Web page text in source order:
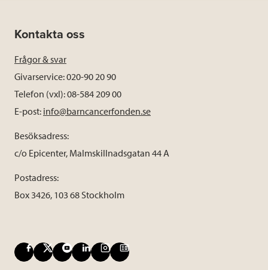
Kontakta oss
Frågor & svar
Givarservice: 020-90 20 90
Telefon (vxl): 08-584 209 00
E-post: info@barncancerfonden.se
Besöksadress:
c/o Epicenter, Malmskillnadsgatan 44 A
Postadress:
Box 3426, 103 68 Stockholm
F
X
Y
L
I
B